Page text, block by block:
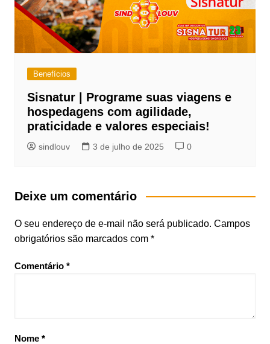
Benefícios
Sisnatur | Programe suas viagens e
hospedagens com agilidade,
praticidade e valores especiais!
sindlouv 3 de julho de 2025 0
Deixe um comentário
O seu endereço de e-mail não será publicado. Campos
obrigatórios são marcados com *
Comentário *
Nome *